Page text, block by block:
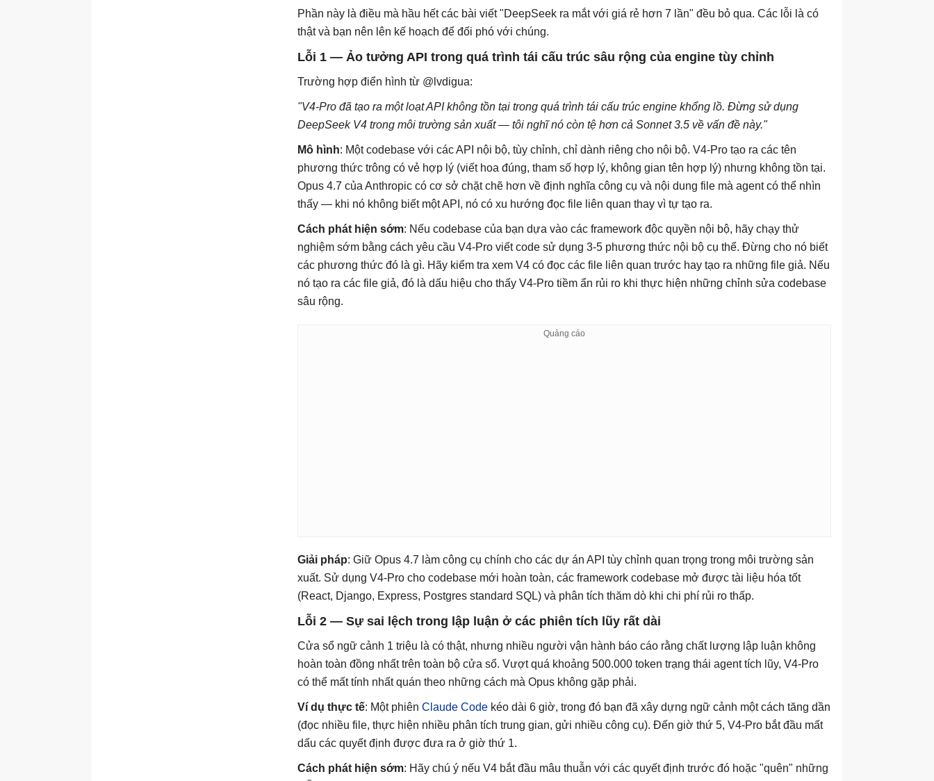
Phần này là điều mà hầu hết các bài viết "DeepSeek ra mắt với giá rẻ hơn 7 lần" đều bỏ qua. Các lỗi là có
thật và bạn nên lên kế hoạch để đối phó với chúng.
Lỗi 1 — Ảo tưởng API trong quá trình tái cấu trúc sâu rộng của engine tùy chỉnh
Trường hợp điển hình từ @lvdigua:
"V4-Pro đã tạo ra một loạt API không tồn tại trong quá trình tái cấu trúc engine khổng lồ. Đừng sử dụng
DeepSeek V4 trong môi trường sản xuất — tôi nghĩ nó còn tệ hơn cả Sonnet 3.5 về vấn đề này."
Mô hình: Một codebase với các API nội bộ, tùy chỉnh, chỉ dành riêng cho nội bộ. V4-Pro tạo ra các tên
phương thức trông có vẻ hợp lý (viết hoa đúng, tham số hợp lý, không gian tên hợp lý) nhưng không tồn tại.
Opus 4.7 của Anthropic có cơ sở chặt chẽ hơn về định nghĩa công cụ và nội dung file mà agent có thể nhìn
thấy — khi nó không biết một API, nó có xu hướng đọc file liên quan thay vì tự tạo ra.
Cách phát hiện sớm: Nếu codebase của bạn dựa vào các framework độc quyền nội bộ, hãy chạy thử
nghiệm sớm bằng cách yêu cầu V4-Pro viết code sử dụng 3-5 phương thức nội bộ cụ thể. Đừng cho nó biết
các phương thức đó là gì. Hãy kiểm tra xem V4 có đọc các file liên quan trước hay tạo ra những file giả. Nếu
nó tạo ra các file giả, đó là dấu hiệu cho thấy V4-Pro tiềm ẩn rủi ro khi thực hiện những chỉnh sửa codebase
sâu rộng.
Giải pháp: Giữ Opus 4.7 làm công cụ chính cho các dự án API tùy chỉnh quan trọng trong môi trường sản
xuất. Sử dụng V4-Pro cho codebase mới hoàn toàn, các framework codebase mở được tài liệu hóa tốt
(React, Django, Express, Postgres standard SQL) và phân tích thăm dò khi chi phí rủi ro thấp.
Lỗi 2 — Sự sai lệch trong lập luận ở các phiên tích lũy rất dài
Cửa sổ ngữ cảnh 1 triệu là có thật, nhưng nhiều người vận hành báo cáo rằng chất lượng lập luận không
hoàn toàn đồng nhất trên toàn bộ cửa sổ. Vượt quá khoảng 500.000 token trạng thái agent tích lũy, V4-Pro
có thể mất tính nhất quán theo những cách mà Opus không gặp phải.
Ví dụ thực tế: Một phiên Claude Code kéo dài 6 giờ, trong đó bạn đã xây dựng ngữ cảnh một cách tăng dần
(đọc nhiều file, thực hiện nhiều phân tích trung gian, gửi nhiều công cụ). Đến giờ thứ 5, V4-Pro bắt đầu mất
dấu các quyết định được đưa ra ở giờ thứ 1.
Cách phát hiện sớm: Hãy chú ý nếu V4 bắt đầu mâu thuẫn với các quyết định trước đó hoặc "quên" những